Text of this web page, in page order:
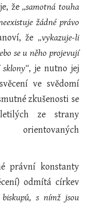
že„samotná touha
žádné právo
že „vykazuje-li
se u něho projevují
, je nutno jej
ve svědomí
zkušenosti se
ze strany
orientovaných
právní konstanty
odmítá církev
biskupů, s nímž jsou